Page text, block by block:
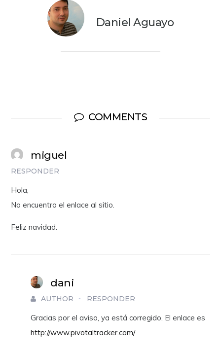
Daniel Aguayo
COMMENTS
miguel
RESPONDER
Hola,
No encuentro el enlace al sitio.
Feliz navidad.
dani
AUTHOR RESPONDER
Gracias por el aviso, ya está corregido. El enlace es
http://www.pivotaltracker.com/